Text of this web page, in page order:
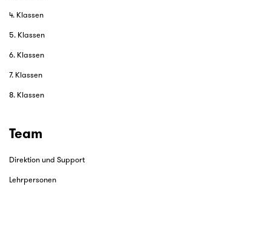
4. Klassen
5. Klassen
6. Klassen
7. Klassen
8. Klassen
Team
Direktion und Support
Lehrpersonen